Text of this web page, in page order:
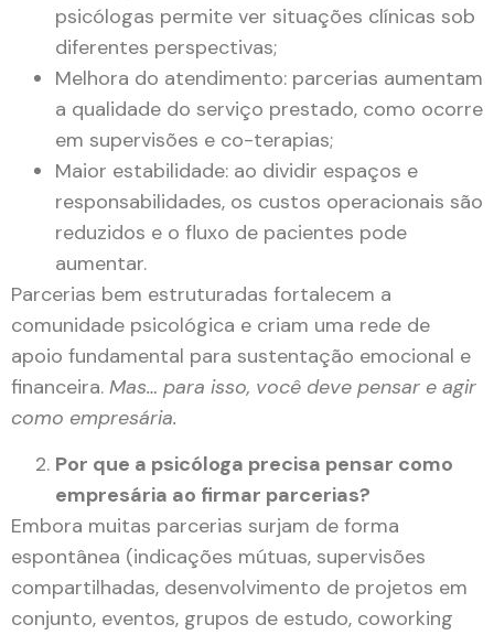
psicólogas permite ver situações clínicas sob
diferentes perspectivas;
Melhora do atendimento: parcerias aumentam
a qualidade do serviço prestado, como ocorre
em supervisões e co-terapias;
Maior estabilidade: ao dividir espaços e
responsabilidades, os custos operacionais são
reduzidos e o fluxo de pacientes pode
aumentar.
Parcerias bem estruturadas fortalecem a
comunidade psicológica e criam uma rede de
apoio fundamental para sustentação emocional e
financeira. Mas… para isso, você deve pensar e agir
como empresária.
Por que a psicóloga precisa pensar como
empresária ao firmar parcerias?
Embora muitas parcerias surjam de forma
espontânea (indicações mútuas, supervisões
compartilhadas, desenvolvimento de projetos em
conjunto, eventos, grupos de estudo, coworking